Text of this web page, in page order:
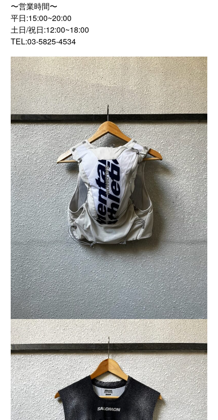
〜営業時間〜
平日:15:00~20:00
土日/祝日:12:00~18:00
TEL:03-5825-4534